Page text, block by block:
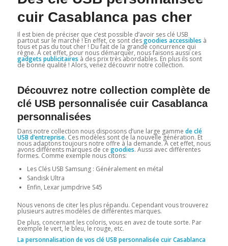
cuir Casablanca pas cher
Il est bien de préciser que c’est possible d’avoir ses clé USB
partout sur le marché ! En effet, ce sont desgoodies accessibles à
tous et pas du tout cher ! Du fait de la grande concurrence qui
règne. A cet effet, pour nous démarquer, nous faisons aussi ces
gadgets publicitaires à des prix très abordables. En plus ils sont
de bonne qualité ! Alors, venez découvrir notre collection.
Découvrez notre collection complète de
clé USB personnalisée cuir Casablanca
personnalisées
Dans notre collection nous disposons d’une large gamme de clé
USB d’entreprise. Ces modèles sont de la nouvelle génération. Et
nous adaptons toujours notre offre à la demande. A cet effet, nous
avons différents marques de ce goodies. Aussi avec différentes
formes. Comme exemple nous citons:
Les Clés USB Samsung : Généralement en métal
Sandisk Ultra
Enfin, Lexar jumpdrive S45
Nous venons de citer les plus répandu. Cependant vous trouverez
plusieurs autres modèles de différentes marques.
De plus, concernant les coloris, vous en avez de toute sorte. Par
exemple le vert, le bleu, le rouge, etc.
La personnalisation de vos clé USB personnalisée cuir Casablanca